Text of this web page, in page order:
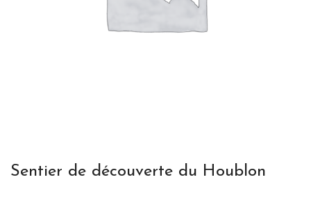
Sentier de découverte du Houblon